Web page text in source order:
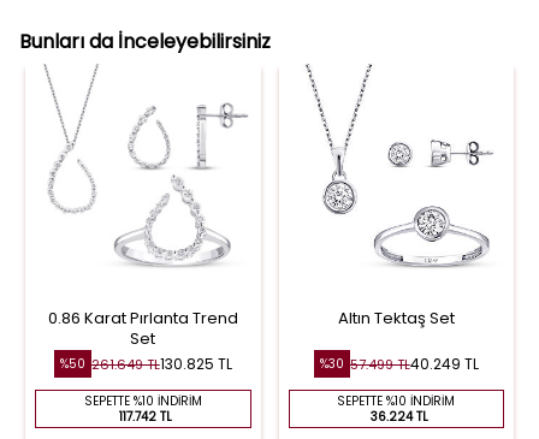
Bunları da İnceleyebilirsiniz
0.86 Karat Pırlanta Trend
Set
%50 261.649 TL130.825 TL
SEPETTE %10 İNDIRIM
117.742 TL
Altın Tektaş Set
%30 57.499 TL40.249 TL
SEPETTE %10 İNDIRIM
36.224 TL